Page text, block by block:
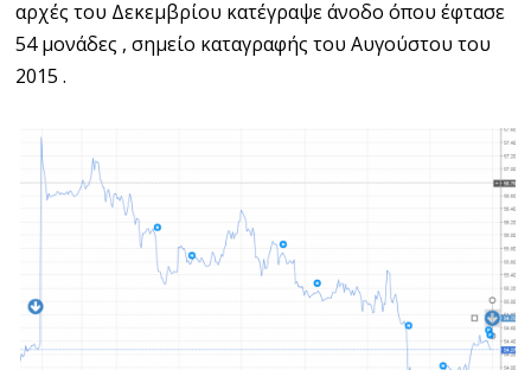
αρχές του Δεκεμβρίου κατέγραψε άνοδο όπου έφτασε
54 μονάδες , σημείο καταγραφής του Αυγούστου του
2015 .